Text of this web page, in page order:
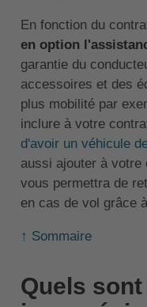
En fonction du
en option
garantie du
accessoires et des
plus mobilité par
inclure à votre
d'avoir un véhicule
aussi ajouter à votre
vous permettra de
en cas de vol grâce
↑ Sommaire
Quels